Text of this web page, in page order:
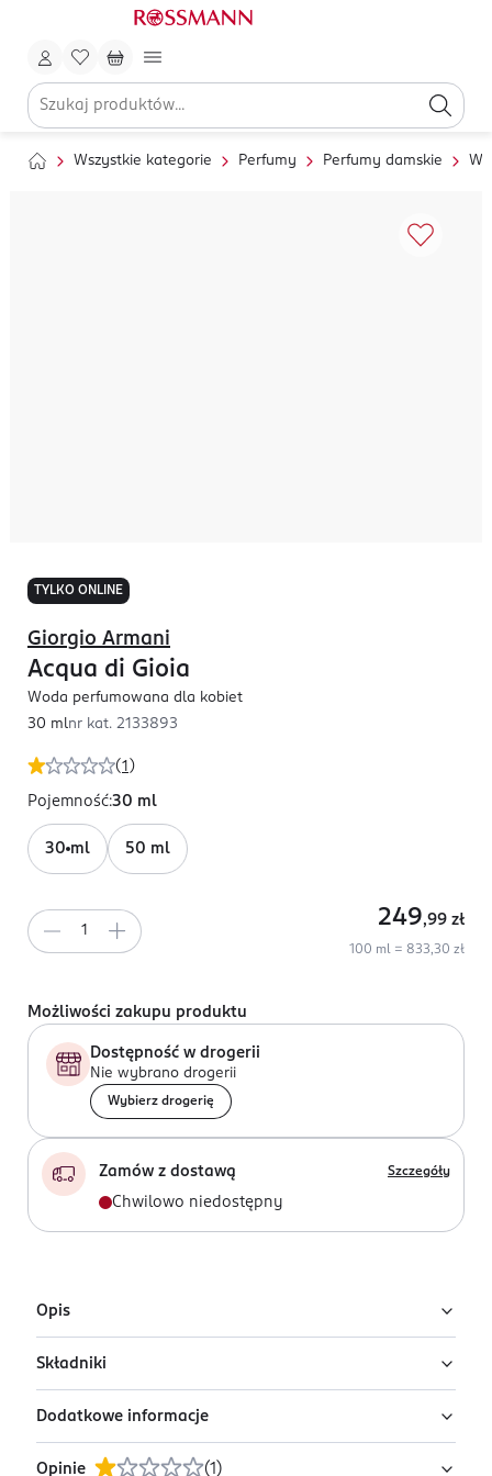
Wszystkie kategorie Perfumy Perfumy damskie
TYLKO ONLINE
(1 )
Giorgio Armani
Acqua di Gioia
Woda perfumowana dla kobiet
30 mlnr kat. 2133893
Pojemność:30 ml
30 ml 50 ml
249,99 zł
100 ml = 833,30 zł
Możliwości zakupu produktu
Dostępność w drogerii
Nie wybrano drogerii
Wybierz drogerię
Zamów z dostawą Szczegóły
Chwilowo niedostępny
Opis
Woda perfumowana dla kobiet Giorgio
Armani Acqua Di Gioia
Gioia to zapach radości, który łączy szczęście, spokój i
Składniki
Ingredients: : ALCOHOL, PARFUM, AQUA, LIMONENE,
BENZYL SALICYLATE, BENZYL ALCOHOL,
Dodatkowe informacje
Opinie (1 )